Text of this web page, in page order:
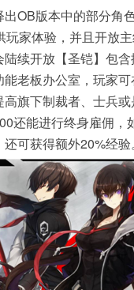
OB版本中的部分角
玩家体验，并且开放
续开放【圣铠】包
老板办公室，玩家
旗下制裁者、士兵或
还能进行终身雇佣，
可获得额外20%经验。